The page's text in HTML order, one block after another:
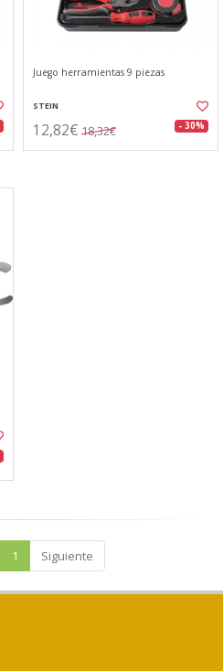
Juego herramientas 9 piezas
STEIN
12,82€ 18,32€ - 30%
1 Siguiente